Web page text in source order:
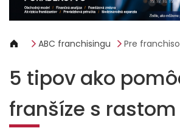
ABC franchisingu Pre
5 tipov ako
franšíze s rastom